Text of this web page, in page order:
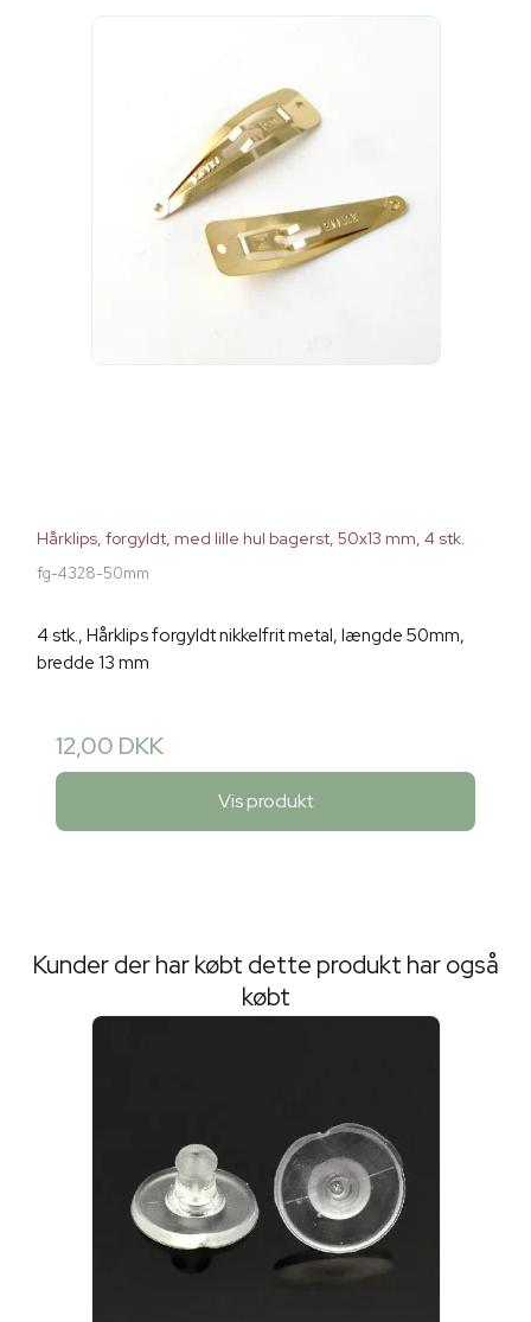
Hårklips, forgyldt, med lille hul bagerst, 50x13 mm, 4 stk.
fg-4328-50mm
4 stk., Hårklips forgyldt nikkelfrit metal, længde 50mm,
bredde 13 mm
12,00 DKK
Vis produkt
Kunder der har købt dette produkt har også
købt